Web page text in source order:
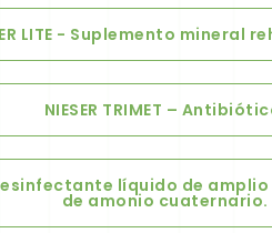
LITE - Suplemento mineral
NIESER TRIMET –
líquido de
de amonio cuaternario.